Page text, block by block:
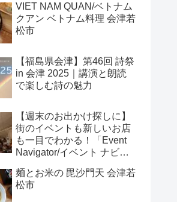
VIET NAM QUAN/ベトナム
クアン ベトナム料理 会津若
松市
【福島県会津】第46回 詩祭
in 会津 2025｜講演と朗読
で楽しむ詩の魅力
【週末のお出かけ探しに】
街のイベントも新しいお店
も一目でわかる！「Event
Navigator/イベント ナビゲ
麺とお米の 毘沙門天 会津若
松市